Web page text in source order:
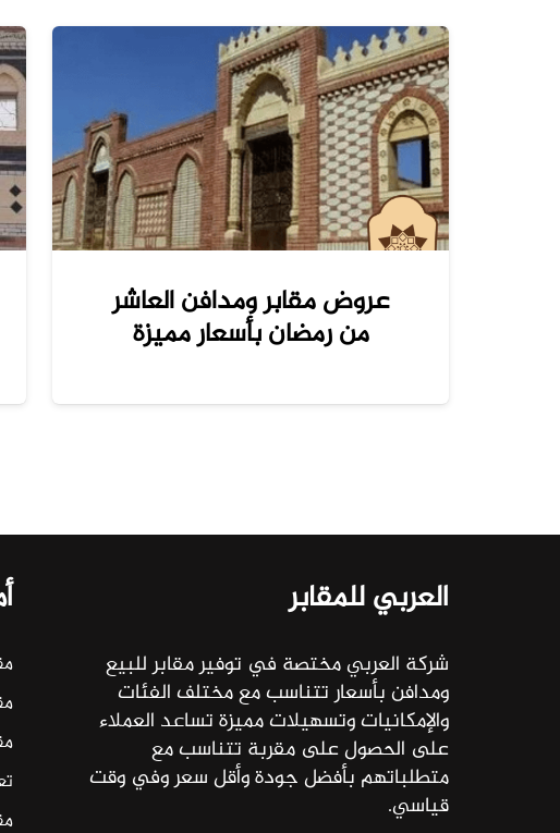
عروض مقابر ومدافن العاشر
من رمضان بأسعار مميزة
العربي للمقابر
شركة العربي مختصة في توفير مقابر للبيع
ومدافن بأسعار تتناسب مع مختلف الفئات
والإمكانيات وتسهيلات مميزة تساعد العملاء
على الحصول على مقربة تتناسب مع
متطلباتهم بأفضل جودة وأقل سعر وفي وقت
قياسي.